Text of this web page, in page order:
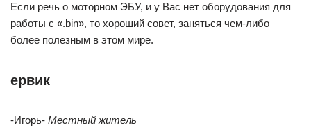
Если речь о моторном ЭБУ, и у Вас нет оборудования для
работы с «.bin», то хороший совет, заняться чем-либо
более полезным в этом мире.
ервик
-Игорь- Местный житель